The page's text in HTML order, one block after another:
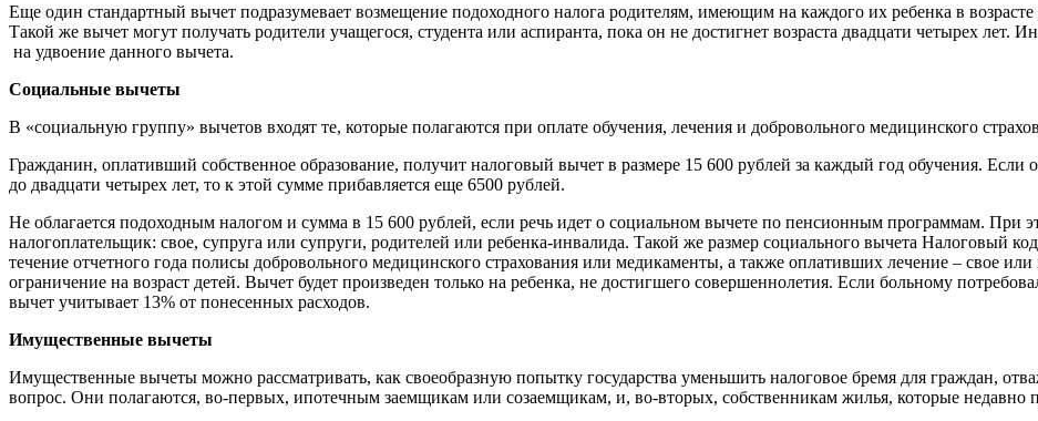
Еще один стандартный вычет подразумевает возмещение подоходного налога родителям, имеющим на каждого их ребенка в
Такой же вычет могут получать родители учащегося, студента или аспиранта, пока он не достигнет возраста двадцати четырех лет.
на удвоение данного вычета.
Социальные вычеты
В «социальную группу» вычетов входят те, которые полагаются при оплате обучения, лечения и добровольного медицинского
Гражданин, оплативший собственное образование, получит налоговый вычет в размере 15 600 рублей за каждый год обучения. Если
до двадцати четырех лет, то к этой сумме прибавляется еще 6500 рублей.
Не облагается подоходным налогом и сумма в 15 600 рублей, если речь идет о социальном вычете по пенсионным программам. При
налогоплательщик: свое, супруга или супруги, родителей или ребенка-инвалида. Такой же размер социального вычета Налоговый
течение отчетного года полисы добровольного медицинского страхования или медикаменты, а также оплативших лечение – свое
ограничение на возраст детей. Вычет будет произведен только на ребенка, не достигшего совершеннолетия. Если больному
вычет учитывает 13% от понесенных расходов.
Имущественные вычеты
Имущественные вычеты можно рассматривать, как своеобразную попытку государства уменьшить налоговое бремя для граждан,
вопрос. Они полагаются, во-первых, ипотечным заемщикам или созаемщикам, и, во-вторых, собственникам жилья, которые недавно